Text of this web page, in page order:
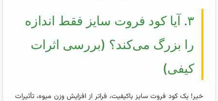
۳. آیا کود فروت سایز فقط اندازه
را بزرگ می‌کند؟ (بررسی اثرات
کیفی)
خیر! یک کود فروت سایز باکیفیت، فراتر از افزایش وزن میوه، تأثیرات